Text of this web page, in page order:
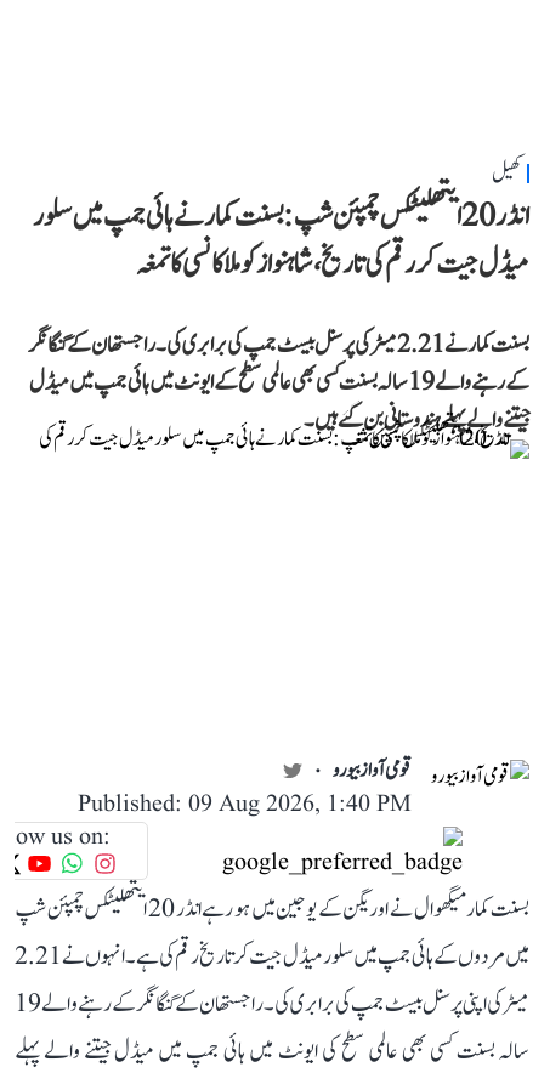
کھیل
انڈر 20 ایتھلیٹکس چمپئن شپ: بسنت کمار نے ہائی جمپ میں سلور
میڈل جیت کر رقم کی تاریخ، شاہنواز کو ملا کانسی کا تمغہ
بسنت کمار نے 2.21 میٹر کی پرسنل بیسٹ جمپ کی برابری کی۔ راجستھان کے گنگا نگر
کے رہنے والے 19 سالہ بسنت کسی بھی عالمی سطح کے ایونٹ میں ہائی جمپ میں میڈل
جیتنے والے پہلے ہندوستانی بن گئے ہیں۔
قومی آواز بیورو
Published: 09 Aug 2026, 1:40 PM
us on:
بسنت کمار میگھوال نے اوریگن کے یوجین میں ہو رہے انڈر 20 ایتھلیٹکس چمپئن شپ
میں مردوں کے ہائی جمپ میں سلور میڈل جیت کر تاریخ رقم کی ہے۔ انہوں نے 2.21
میٹر کی اپنی پرسنل بیسٹ جمپ کی برابری کی۔ راجستھان کے گنگا نگر کے رہنے والے 19
سالہ بسنت کسی بھی عالمی سطح کی ایونٹ میں ہائی جمپ میں میڈل جیتنے والے پہلے